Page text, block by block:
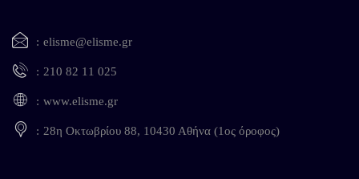
elisme@elisme.gr
210 82 11 025
www.elisme.gr
28η Οκτωβρίου 88, 10430 Αθήνα (1ος όροφος)